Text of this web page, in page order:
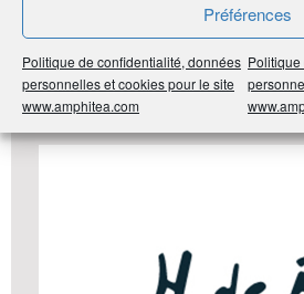
Préférences
Politique de confidentialité, données
personnelles et cookies pour le site
www.amphitea.com
LES DERNIÈRES
CLUB ADHÉRENT
#Pays de la Loire #44 Loire-